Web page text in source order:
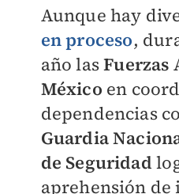
Aunque hay
en proceso,
año lasFuerzas
México en
dependencias
Guardia
de Seguridad
aprehensión de